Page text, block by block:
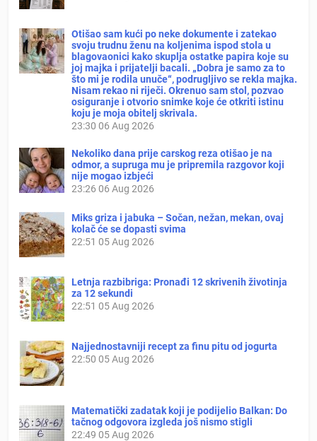
Otišao sam kući po neke dokumente i zatekao
svoju trudnu ženu na koljenima ispod stola u
blagovaonici kako skuplja ostatke papira koje su
joj majka i prijatelji bacali. „Dobra je samo za to
što mi je rodila unuče“, podrugljivo se rekla majka.
Nisam rekao ni riječi. Okrenuo sam stol, pozvao
osiguranje i otvorio snimke koje će otkriti istinu
koju je moja obitelj skrivala.
23:30 06 Aug 2026
Nekoliko dana prije carskog reza otišao je na
odmor, a supruga mu je pripremila razgovor koji
nije mogao izbjeći
23:26 06 Aug 2026
Miks griza i jabuka – Sočan, nežan, mekan, ovaj
kolač će se dopasti svima
22:51 05 Aug 2026
Letnja razbibriga: Pronađi 12 skrivenih životinja
za 12 sekundi
22:51 05 Aug 2026
Najjednostavniji recept za finu pitu od jogurta
22:50 05 Aug 2026
Matematički zadatak koji je podijelio Balkan: Do
tačnog odgovora izgleda još nismo stigli
22:49 05 Aug 2026